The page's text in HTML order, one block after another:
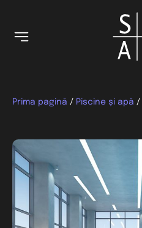
Prima pagină / Piscine și apă /